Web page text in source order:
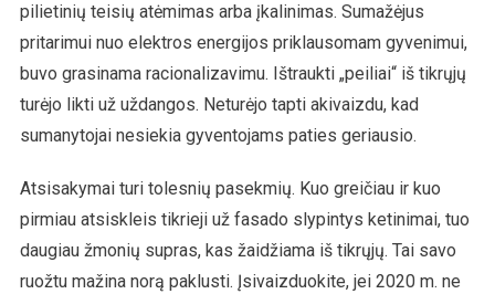
pilietinių teisių atėmimas arba įkalinimas. Sumažėjus
pritarimui nuo elektros energijos priklausomam gyvenimui,
buvo grasinama racionalizavimu. Ištraukti „peiliai“ iš tikrųjų
turėjo likti už uždangos. Neturėjo tapti akivaizdu, kad
sumanytojai nesiekia gyventojams paties geriausio.
Atsisakymai turi tolesnių pasekmių. Kuo greičiau ir kuo
pirmiau atsiskleis tikrieji už fasado slypintys ketinimai, tuo
daugiau žmonių supras, kas žaidžiama iš tikrųjų. Tai savo
ruožtu mažina norą paklusti. Įsivaizduokite, jei 2020 m. ne